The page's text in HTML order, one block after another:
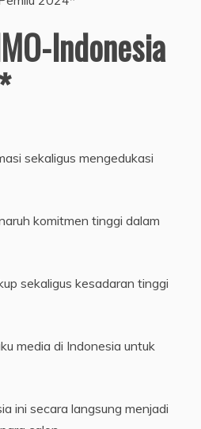
Indonesia
sekaligus mengedukasi
komitmen tinggi dalam
sekaligus kesadaran tinggi
media di Indonesia untuk
ini secara langsung menjadi